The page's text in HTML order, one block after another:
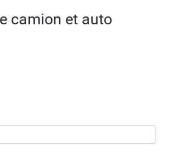
camion et auto